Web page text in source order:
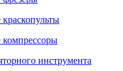
инструмента